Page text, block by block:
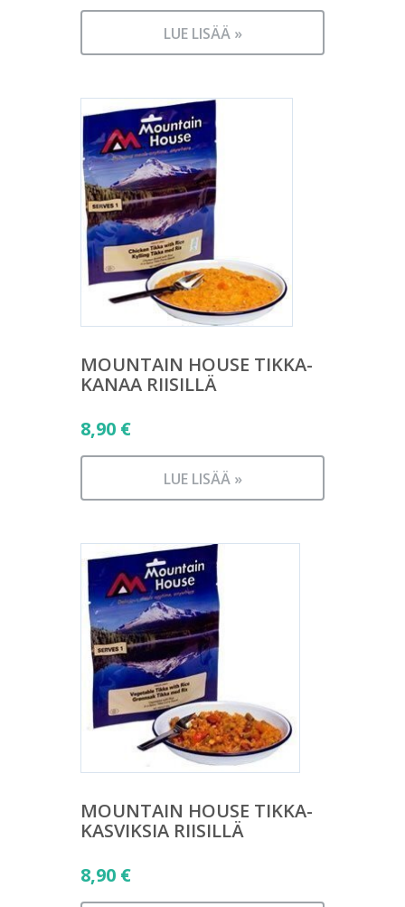
LUE LISÄÄ »
MOUNTAIN HOUSE TIKKA-
KANAA RIISILLÄ
8,90 €
LUE LISÄÄ »
MOUNTAIN HOUSE TIKKA-
KASVIKSIA RIISILLÄ
8,90 €